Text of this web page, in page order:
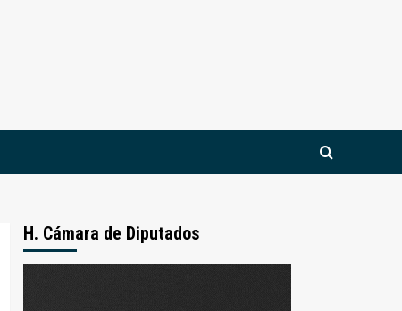
H. Cámara de Diputados